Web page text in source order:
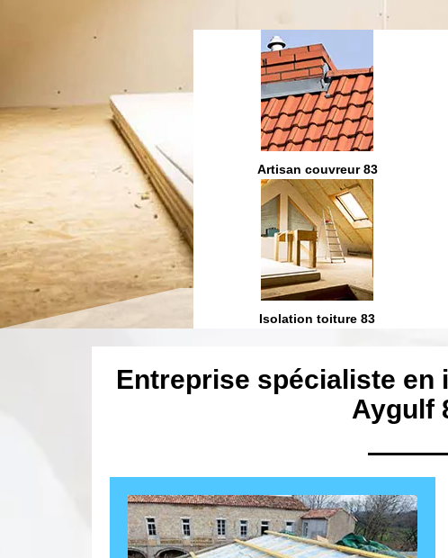
toiture 83 Artisan couvreur 83
et fuite toiture 83 Isolation toiture 83
Entreprise spécialiste en
Aygulf